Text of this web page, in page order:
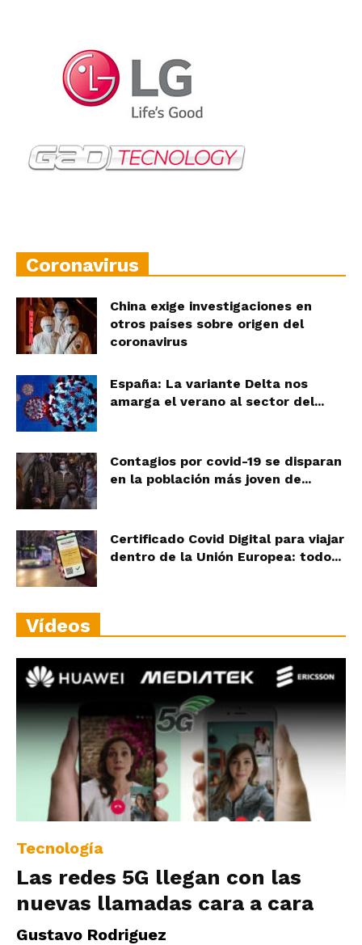
Coronavirus
China exige investigaciones en
otros países sobre origen del
coronavirus
España: La variante Delta nos
amarga el verano al sector del...
Contagios por covid-19 se disparan
en la población más joven de...
Certificado Covid Digital para viajar
dentro de la Unión Europea: todo...
Vídeos
Tecnología
Las redes 5G llegan con las
nuevas llamadas cara a cara
Gustavo Rodriguez